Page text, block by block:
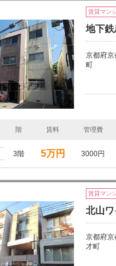
賃貸マン
地下
京都府京
町
階 賃料 管理費
3階 5万円 3000円
賃貸マン
北山
京都府京
才町